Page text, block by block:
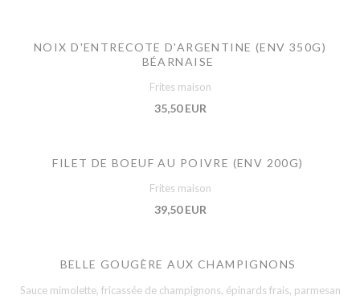
NOIX D'ENTRECOTE D'ARGENTINE (ENV 350G)
BÉARNAISE
Frites maison
35,50 EUR
FILET DE BOEUF AU POIVRE (ENV 200G)
Frites maison
39,50 EUR
BELLE GOUGÈRE AUX CHAMPIGNONS
Sauce mimolette, fricassée de champignons, épinards frais, parmesan